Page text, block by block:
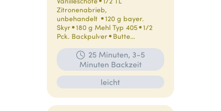
Zitronenabrieb,
unbehandelt
120 g bayer.
Skyr
180 g Mehl Typ 405
1/2
Pck. Backpulver
Butte…
25 Minuten, 3-5
Minuten Backzeit
leicht